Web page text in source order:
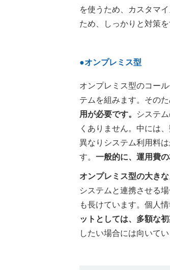
を使うため、カスタマ
ため、しっかりと対策
●オンプレミス型
オンプレミス型のコー
テムを組みます。そのた
用が必要です。
システ
くありません。中には
異なりシステム利用料
す。 一般的に、運用費
オンプレミス型の大き
システムと連携させる
も長けています。個人
ットとしては、多額な
したい場合には向いてい